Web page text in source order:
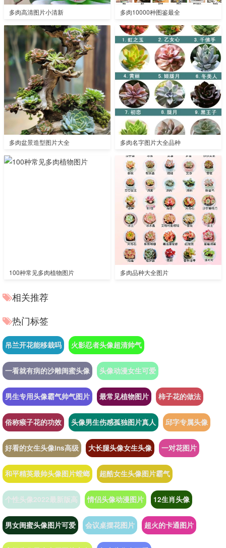
多肉高清图片小清新 多肉10000种图鉴最全
多肉盆景造型图片大全 多肉名字图片大全品种
100种常见多肉植物图片 多肉品种大全图片
相关推荐
热门标签
吊兰开花能移栽吗 火影忍者头像超清帅气
一看就有病的沙雕闺蜜头像 头像动漫女生可爱
男生专用头像霸气帅气图片 最常见植物图片 柿子花的做法
俗称瘊子花的功效 头像男生伤感孤独图片真人 邱字专属头像
好看的女生头像ins高级 大长腿头像女生头像 一对花图片
和平精英最帅头像图片螳螂 超酷女生头像图片霸气
个性头像2022最新版高 情侣头像动漫图片 12生肖头像
男女闺蜜头像图片可爱 会议桌摆花图片 超火的卡通图片